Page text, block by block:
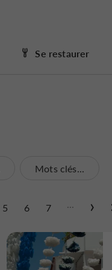
Se restaurer
Mots clés...
5 6 7 ...